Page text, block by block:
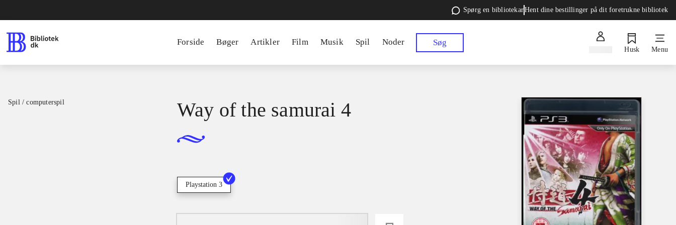
Spørg en bibliotekarHent dine bestillinger på dit foretrukne bibliotek
Forside Bøger Artikler Film Musik Spil Noder Søg
Husk Menu
Spil / computerspil Way of the samurai 4
Playstation 3